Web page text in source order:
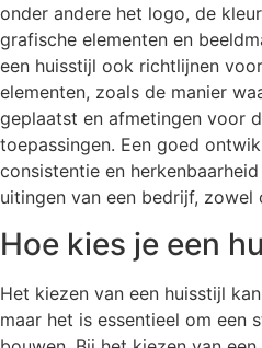
onder andere het logo, de
grafische elementen en
een huisstijl ook richtlijnen
elementen, zoals de manier
geplaatst en afmetingen voor
toepassingen. Een goed
consistentie en
uitingen van een bedrijf, zowel
Hoe kies je een
Het kiezen van een huisstijl
maar het is essentieel om een